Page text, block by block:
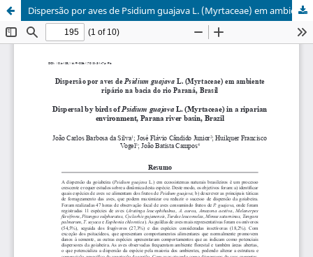
Dispersão por aves de Psidium guajava L. (Myrtaceae) em ambiente ripário na bacia do rio Paraná, Brasil